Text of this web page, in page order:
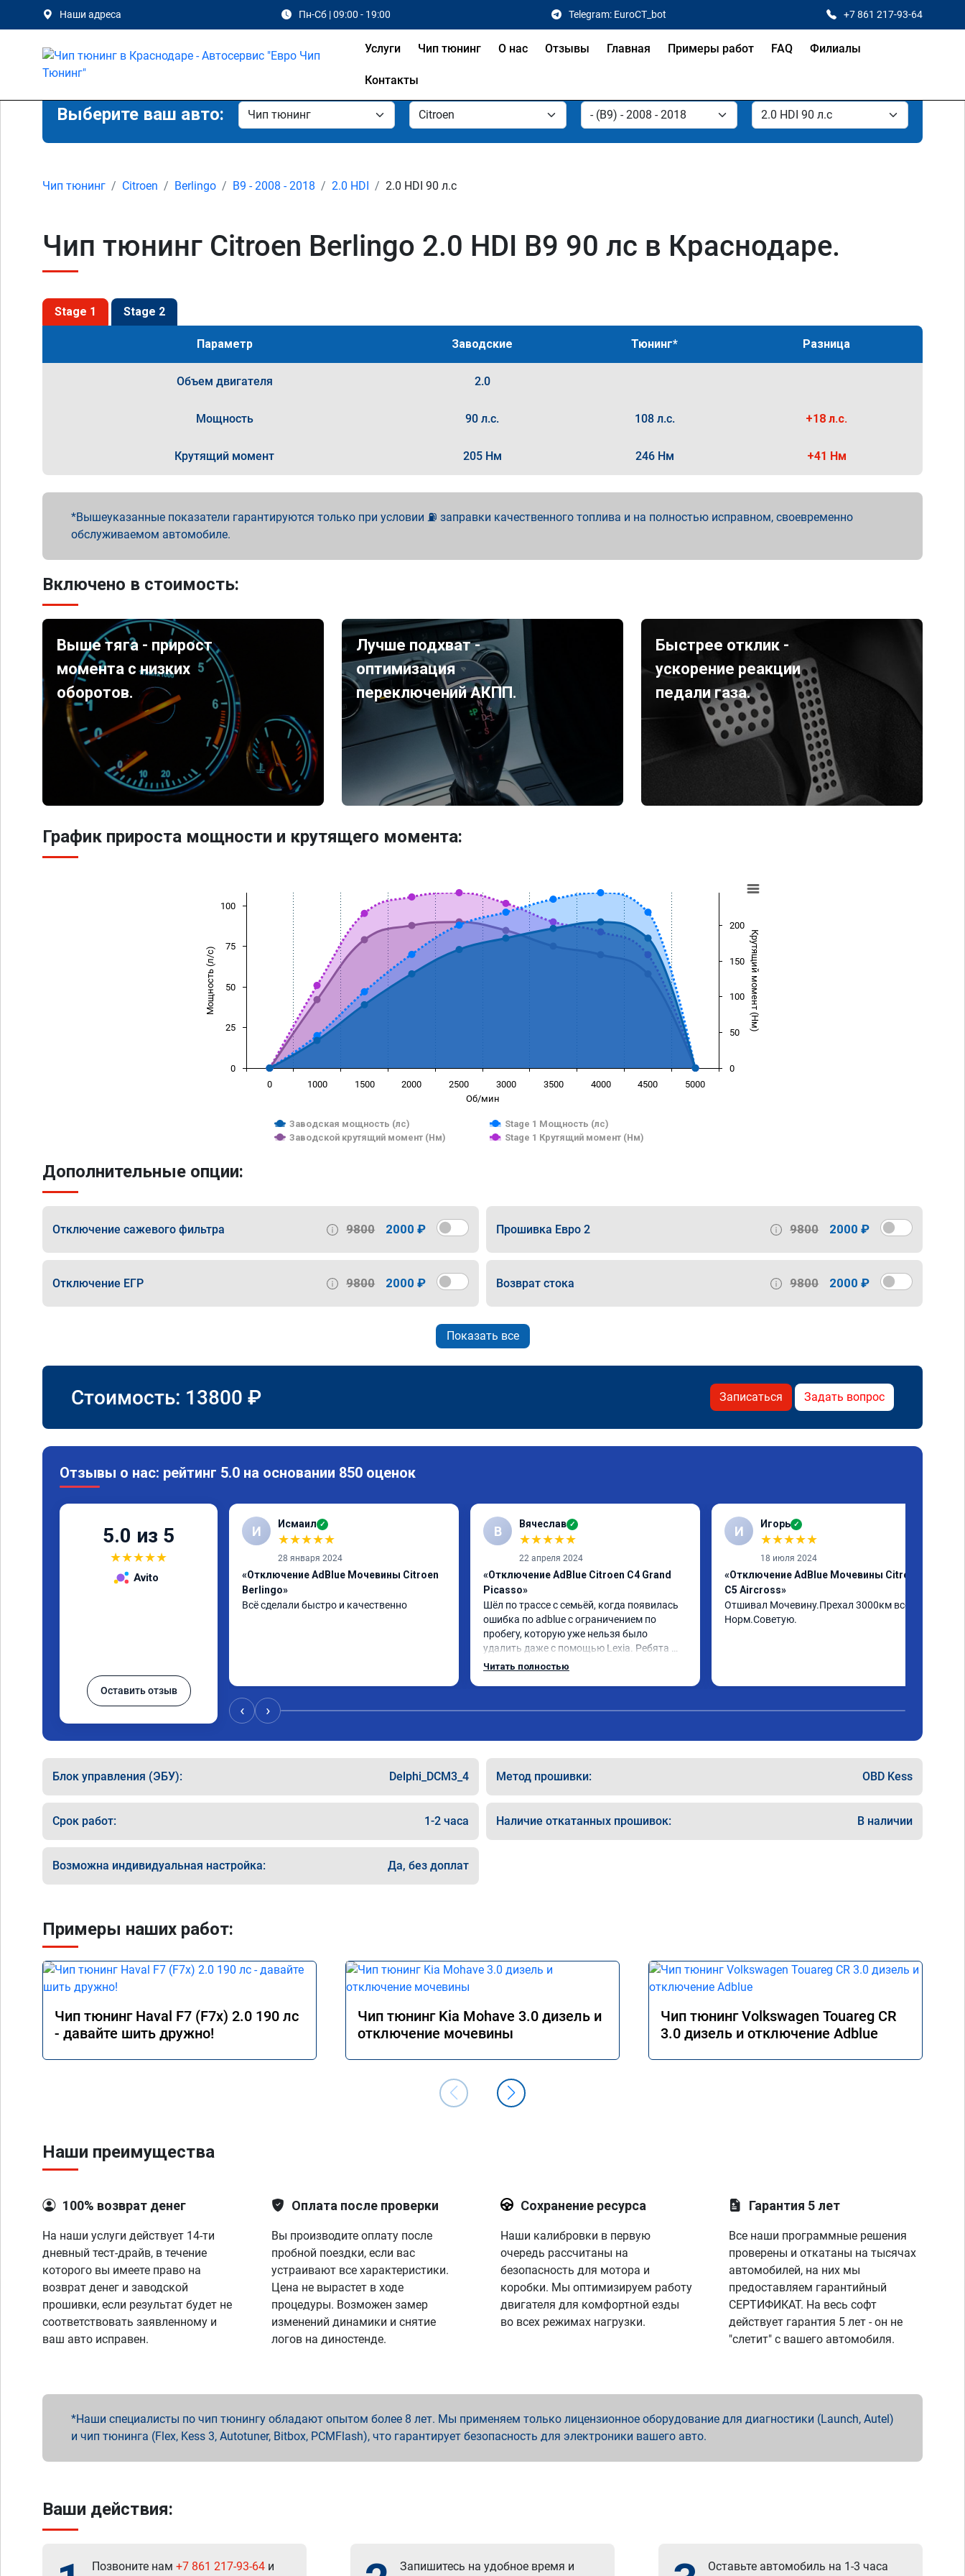
Наши адреса Пн-Сб | 09:00 - 19:00 Telegram: EuroCT_bot +7 861 217-93-64
Услуги Чип тюнинг О нас Отзывы Главная Примеры работ FAQ Филиалы
Контакты
Выберите ваш авто:
Чип тюнинг Citroen Berlingo B9 - 2008 - 2018 2.0 HDI 2.0 HDI 90 л.с
Чип тюнинг Citroen Berlingo 2.0 HDI B9 90 лс в Краснодаре.
Stage 1 Stage 2
Параметр Заводские Тюнинг* Разница
Объем двигателя 2.0
Мощность 90 л.с. 108 л.с. +18 л.с.
Крутящий момент 205 Нм 246 Нм +41 Нм
Вышеуказанные показатели гарантируются только при условии ⛽ заправки качественного топлива и на полностью исправном, своевременно
обслуживаемом автомобиле.
Включено в стоимость:
Выше тяга - прирост
момента с низких
оборотов.
Лучше подхват -
оптимизация
переключений АКПП.
Быстрее отклик -
ускорение реакции
педали газа.
График прироста мощности и крутящего момента:
Об/мин
Мощность (л/с) Крутящий момент (Нм)
Заводская мощность (лс)
Stage 1 Мощность (лс)
Заводской крутящий момент (Нм)
Stage 1 Крутящий момент (Нм)
0 1000 1500 2000 2500 3000 3500 4000 4500 5000
0
25
50
75
100
0
50
100
150
200
Дополнительные опции:
Отключение сажевого фильтра 9800 2000 ₽ Прошивка Евро 2 9800 2000 ₽
Отключение ЕГР 9800 2000 ₽ Возврат стока 9800 2000 ₽
Показать все
Стоимость: 13800 ₽ Записаться Задать вопрос
Отзывы о нас: рейтинг 5.0 на основании 850 оценок
5.0 из 5
★★★★★
Avito
Оставить отзыв
И Исмаил ✓
★★★★★
28 января 2024
«Отключение AdBlue Мочевины Citroen
Berlingo»
Всё сделали быстро и качественно
В Вячеслав ✓
★★★★★
22 апреля 2024
«Отключение AdBlue Citroen C4 Grand
Picasso»
Шёл по трассе с семьёй, когда появилась
ошибка по adblue с ограничением по
пробегу, которую уже нельзя было
удалить даже с помощью Lexia. Ребята
пошли навстречу, оперативно приняли и
Читать полностью
И Игорь ✓
★★★★★
18 июля 2024
«Отключение AdBlue Мочевины Citroen
C5 Aircross»
Отшивал Мочевину.Прехал 3000км всё
Норм.Советую.
‹ ›
Блок управления (ЭБУ): Delphi_DCM3_4 Метод прошивки: OBD Kess
Срок работ: 1-2 часа Наличие откатанных прошивок: В наличии
Возможна индивидуальная настройка: Да, без доплат
Примеры наших работ:
Чип тюнинг Haval F7 (F7x) 2.0 190 лс
- давайте шить дружно!
Чип тюнинг Kia Mohave 3.0 дизель и
отключение мочевины
Чип тюнинг Volkswagen Touareg CR
3.0 дизель и отключение Adblue
Наши преимущества
100% возврат денег
На наши услуги действует 14-ти
дневный тест-драйв, в течение
которого вы имеете право на
возврат денег и заводской
прошивки, если результат будет не
соответствовать заявленному и
ваш авто исправен.
Оплата после проверки
Вы производите оплату после
пробной поездки, если вас
устраивают все характеристики.
Цена не вырастет в ходе
процедуры. Возможен замер
изменений динамики и снятие
логов на диностенде.
Сохранение ресурса
Наши калибровки в первую
очередь рассчитаны на
безопасность для мотора и
коробки. Мы оптимизируем работу
двигателя для комфортной езды
во всех режимах нагрузки.
Гарантия 5 лет
Все наши программные решения
проверены и откатаны на тысячах
автомобилей, на них мы
предоставляем гарантийный
СЕРТИФИКАТ. На весь софт
действует гарантия 5 лет - он не
"слетит" с вашего автомобиля.
Наши специалисты по чип тюнингу обладают опытом более 8 лет. Мы применяем только лицензионное оборудование для диагностики (Launch, Autel)
и чип тюнинга (Flex, Kess 3, Autotuner, Bitbox, PCMFlash), что гарантирует безопасность для электроники вашего авто.
Ваши действия:
Позвоните нам +7 861 217-93-64 и Запишитесь на удобное время и Оставьте автомобиль на 1-3 часа